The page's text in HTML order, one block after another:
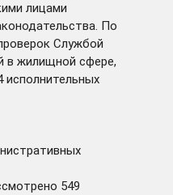
лицами
По
Службой
в жилищной сфере,
исполнительных
549